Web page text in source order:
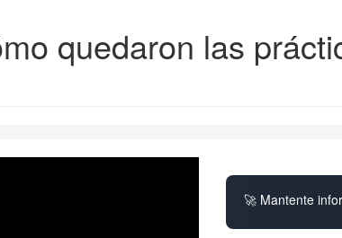
quedaron las
🚀 Mantente